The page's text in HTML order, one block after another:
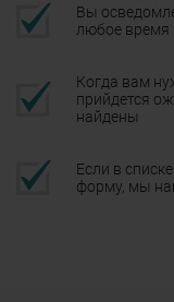
Вы
любое время
Когда вам
прийдется
найдены
Если в
форму, мы